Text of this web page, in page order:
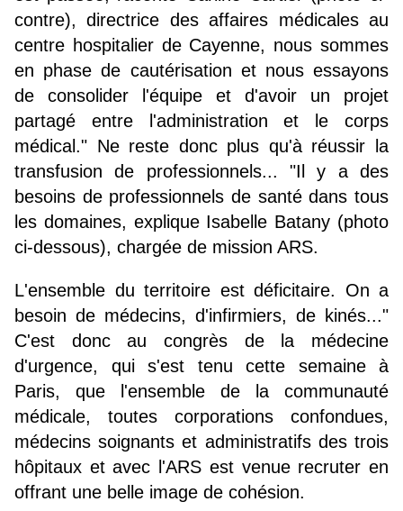
contre), directrice des affaires médicales au
centre hospitalier de Cayenne, nous sommes
en phase de cautérisation et nous essayons
de consolider l'équipe et d'avoir un projet
partagé entre l'administration et le corps
médical." Ne reste donc plus qu'à réussir la
transfusion de professionnels... "Il y a des
besoins de professionnels de santé dans tous
les domaines, explique Isabelle Batany (photo
ci-dessous), chargée de mission ARS.
L'ensemble du territoire est déficitaire. On a
besoin de médecins, d'infirmiers, de kinés..."
C'est donc au congrès de la médecine
d'urgence, qui s'est tenu cette semaine à
Paris, que l'ensemble de la communauté
médicale, toutes corporations confondues,
médecins soignants et administratifs des trois
hôpitaux et avec l'ARS est venue recruter en
offrant une belle image de cohésion.